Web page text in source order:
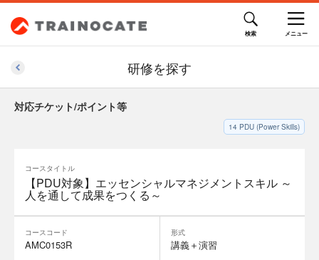
研修を探す
対応チケット/ポイント等
14 PDU (Power Skills)
コースタイトル
【PDU対象】エッセンシャルマネジメントスキル ～
人を通して成果をつくる～
コースコード
AMC0153R
形式
講義＋演習